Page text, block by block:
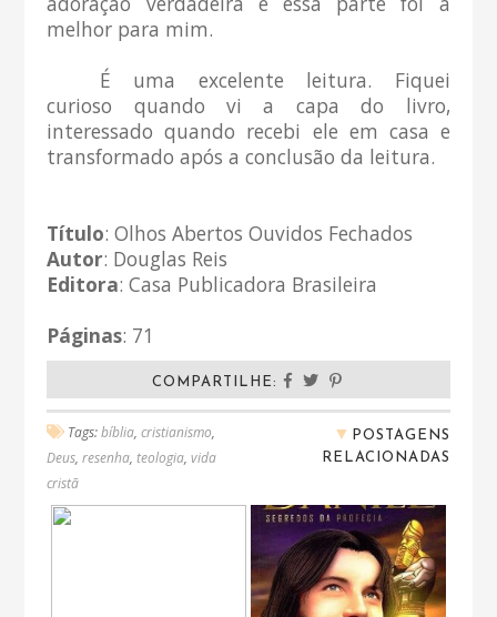
melhor para mim.
É uma excelente leitura. Fiquei
curioso quando vi a capa do livro,
interessado quando recebi ele em casa e
transformado após a conclusão da leitura.
Título: Olhos Abertos Ouvidos Fechados
Autor: Douglas Reis
Editora: Casa Publicadora Brasileira
Páginas: 71
COMPARTILHE:
Tags:bíblia,cristianismo,
Deus,resenha,teologia,vida
cristã
▼ POSTAGENS
RELACIONADAS